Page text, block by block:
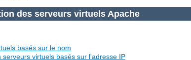
des serveurs virtuels Apache
basés sur le nom
serveurs virtuels basés sur l'adresse IP